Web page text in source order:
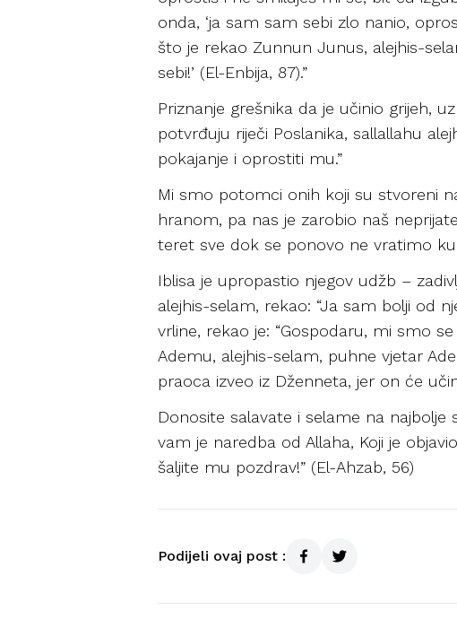
onda, ‘ja sam sam sebi zlo nanio,
što je rekao Zunnun Junus, alejhis-
sebi!’ (El-Enbija, 87).”
Priznanje grešnika da je učinio grijeh,
potvrđuju riječi Poslanika, sallallahu
pokajanje i oprostiti mu.”
Mi smo potomci onih koji su stvoreni
hranom, pa nas je zarobio naš
teret sve dok se ponovo ne vratimo
Iblisa je upropastio njegov udžb –
alejhis-selam, rekao: “Ja sam bolji od
vrline, rekao je: “Gospodaru, mi smo
Ademu, alejhis-selam, puhne vjetar
praoca izveo iz Dženneta, jer on će
Donosite salavate i selame na
vam je naredba od Allaha, Koji je
šaljite mu pozdrav!” (El-Ahzab, 56)
Podijeli ovaj post :